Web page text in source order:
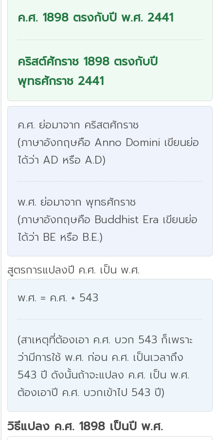
ค.ศ. 1898 ตรงกับปี พ.ศ. 2441
คริสต์ศักราช 1898 ตรงกับปี
พุทธศักราช 2441
ค.ศ. ย่อมาจาก คริสตศักราช
(ภาษาอังกฤษคือ Anno Domini เขียนย่อ
ได้ว่า AD หรือ A.D)
พ.ศ. ย่อมาจาก พุทธศักราช
(ภาษาอังกฤษคือ Buddhist Era เขียนย่อ
ได้ว่า BE หรือ B.E.)
สูตรการแปลงปี ค.ศ. เป็น พ.ศ.
พ.ศ. = ค.ศ. + 543
(สาเหตุที่ต้องเอา ค.ศ. บวก 543 ก็เพราะ
ว่ามีการใช้ พ.ศ. ก่อน ค.ศ. เป็นเวลาถึง
543 ปี ดังนั้นถ้าจะแปลง ค.ศ. เป็น พ.ศ.
ต้องเอาปี ค.ศ. บวกเข้าไป 543 ปี)
วิธีแปลง ค.ศ. 1898 เป็นปี พ.ศ.